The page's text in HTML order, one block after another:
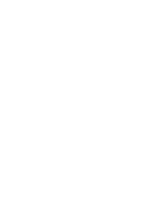
一部、お直しに対応出来ない商
※商品によって若干のサイズの
※当店での掲載商品は、実店鋪